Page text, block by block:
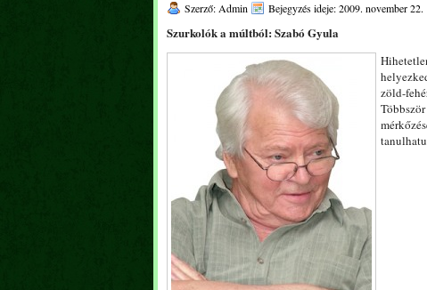
Szerző: Admin Bejegyzés ideje: 2009. november 22.
Szurkolók a múltból: Szabó Gyula
zöld-